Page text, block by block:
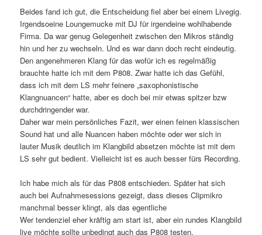
Beides fand ich gut, die Entscheidung fiel aber bei einem Livegig.
Irgendsoeine Loungemucke mit DJ für irgendeine wohlhabende
Firma. Da war genug Gelegenheit zwischen den Mikros ständig
hin und her zu wechseln. Und es war dann doch recht eindeutig.
Den angenehmeren Klang für das wofür ich es regelmäßig
brauchte hatte ich mit dem P808. Zwar hatte ich das Gefühl,
dass ich mit dem LS mehr feinere „saxophonistische
Klangnuancen“ hatte, aber es doch bei mir etwas spitzer bzw
durchdringender war.
Daher war mein persönliches Fazit, wer einen feinen klassischen
Sound hat und alle Nuancen haben möchte oder wer sich in
lauter Musik deutlich im Klangbild absetzen möchte ist mit dem
LS sehr gut bedient. Vielleicht ist es auch besser fürs Recording.
Ich habe mich als für das P808 entschieden. Später hat sich
auch bei Aufnahmesessions gezeigt, dass dieses Clipmikro
manchmal besser klingt, als das egentliche
Wer tendenziel eher kräftig am start ist, aber ein rundes Klangbild
live möchte sollte unbedingt auch das P808 testen.